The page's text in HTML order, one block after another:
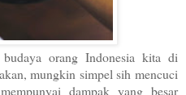
orang Indonesia kita di
mungkin simpel sih mencuci
dampak yang besar